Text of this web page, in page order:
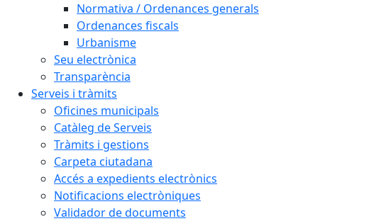
Normativa / Ordenances generals
Ordenances fiscals
Urbanisme
Seu electrònica
Transparència
Serveis i tràmits
Oficines municipals
Catàleg de Serveis
Tràmits i gestions
Carpeta ciutadana
Accés a expedients electrònics
Notificacions electròniques
Validador de documents